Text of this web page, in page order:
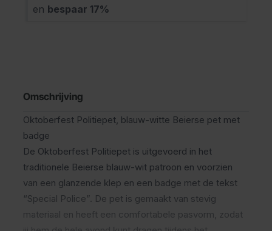
en bespaar 17%
Omschrijving
Oktoberfest Politiepet, blauw-witte Beierse pet met
badge
De Oktoberfest Politiepet is uitgevoerd in het
traditionele Beierse blauw-wit patroon en voorzien
van een glanzende klep en een badge met de tekst
“Special Police”. De pet is gemaakt van stevig
materiaal en heeft een comfortabele pasvorm, zodat